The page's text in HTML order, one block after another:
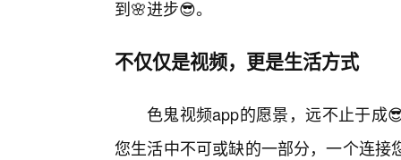
到🌸进步😎。
不仅仅是视频，更是生活方式
色鬼视频app的愿景，远不止于成
您生活中不可或缺的一部分，一个连